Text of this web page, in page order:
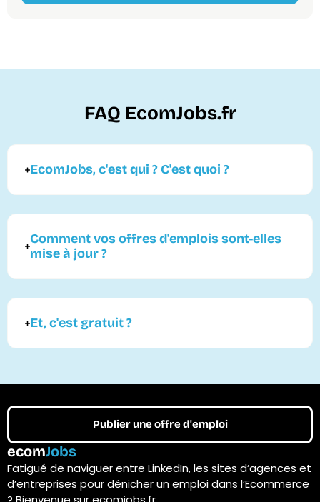
FAQ EcomJobs.fr
EcomJobs, c'est qui ? C'est quoi ?
Comment vos offres d'emplois sont-elles
mise à jour ?
Et, c'est gratuit ?
ecomJobs
Fatigué de naviguer entre LinkedIn, les sites d’agences et
d’entreprises pour dénicher un emploi dans l’Ecommerce
Publier une offre d'emploi